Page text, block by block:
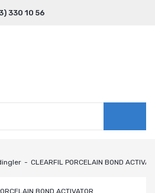
330 10 56
CLEARFIL PORCELAIN BOND